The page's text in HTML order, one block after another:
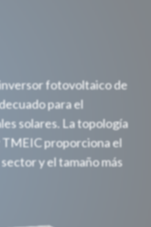
fotovoltaico de
para el
solares. La topología
proporciona el
y el tamaño más